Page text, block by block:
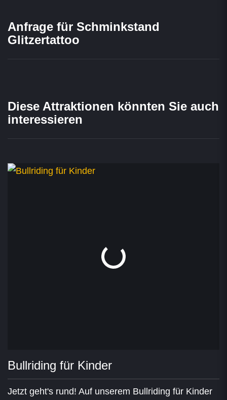
Anfrage für Schminkstand
Glitzertattoo
Diese Attraktionen könnten Sie auch
interessieren
Bullriding für Kinder
Jetzt geht's rund! Auf unserem Bullriding für Kinder